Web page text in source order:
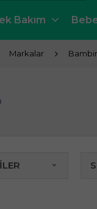
Bakım
Markalar